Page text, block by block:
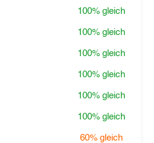
100% gleich
100% gleich
100% gleich
100% gleich
100% gleich
100% gleich
60% gleich